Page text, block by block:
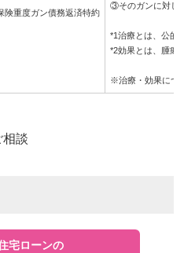
険重度ガン債務返済特約
③そのガンに対し
*1治療とは、公的
*2効果とは、腫瘍
※治療・効果につ
相談
宅ローンの